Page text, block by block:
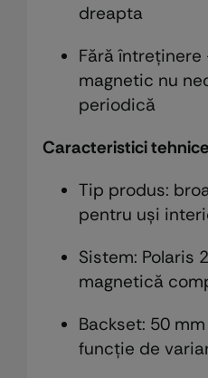
dreapta
Fără
magnetic nu
periodică
Caracteristici tehnice
Tip produs:
pentru uși
Sistem: Polaris
magnetică
Backset: 50
funcție de